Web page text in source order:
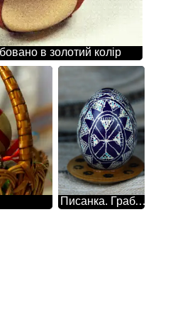
в золотий колір
Писанка. Граблі, Грабельки.Символ дощ, родючість.